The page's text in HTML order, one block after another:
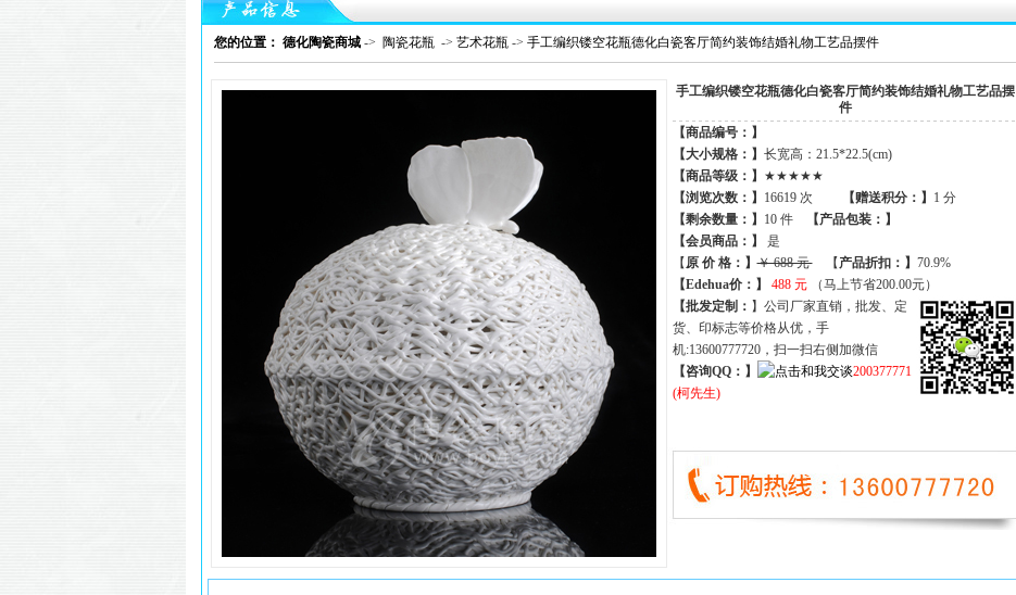
您的位置： 德化陶瓷商城 -> 陶瓷花瓶 -> 艺术花瓶 -> 手工编织镂空花瓶德化白瓷客厅简约装饰结婚礼物工艺品摆件
手工编织镂空花瓶德化白瓷客厅简约装饰结婚礼物工艺品摆
件
【商品编号：】
【大小规格：】 长宽高：21.5*22.5(cm)
【商品等级：】
★★★★★
【浏览次数：】 16619 次 【赠送积分：】
1 分
【剩余数量：】 10 件【产品包装：】
【会员商品： 】
是
【 原 价 格： 】￥ 688 元【 产品折扣： 】 70.9%
【Edehua价：】
488 元
（马上节省200.00元）
【批发定制： 】公司厂家直销，批发、定
货、印标志等价格从优，手
机:13600777720，扫一扫右侧加微信
【咨询QQ：】
200377771
(柯先生)